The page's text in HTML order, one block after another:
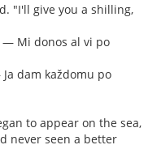
"I'll give you a shilling,
Mi donos al vi po
dam každomu po
to appear on the sea,
never seen a better